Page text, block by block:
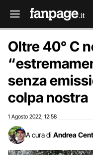
Oltre 40° C
senza
colpa nostra
1 Agosto 2022 12:58
A cura di Andrea